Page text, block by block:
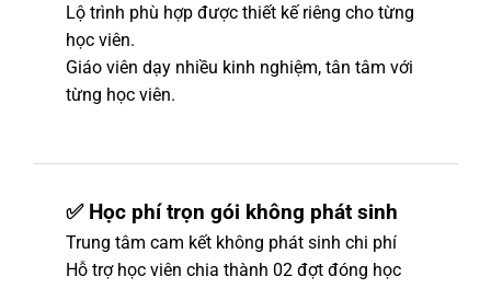
Lộ trình phù hợp được thiết kế riêng cho từng
học viên.
Giáo viên dạy nhiều kinh nghiệm, tân tâm với
từng học viên.
✅ Học phí trọn gói không phát sinh
Trung tâm cam kết không phát sinh chi phí
Hỗ trợ học viên chia thành 02 đợt đóng học